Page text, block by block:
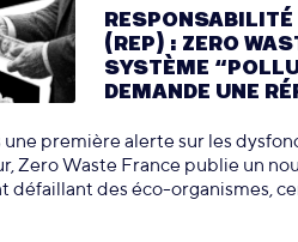
RESPONSABILITÉ
(REP) : ZERO
SYSTÈME
DEMANDE UNE
une première alerte sur les
Zero Waste France publie un
défaillant des éco-organismes,